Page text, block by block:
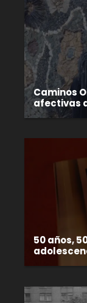
Caminos
afectivas
50 años,